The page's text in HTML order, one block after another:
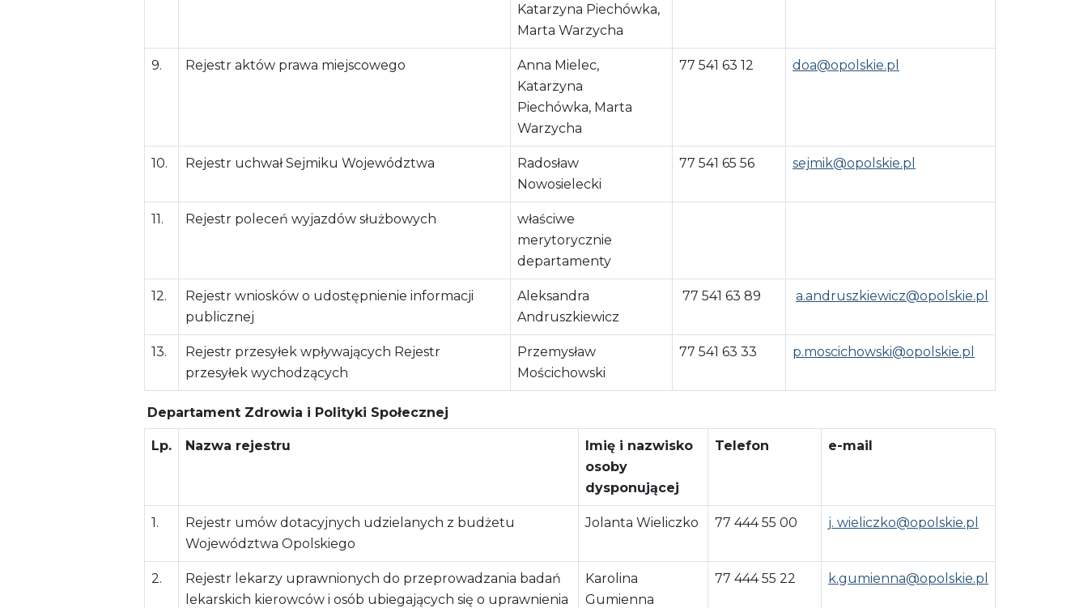
Katarzyna Piechówka,
Marta Warzycha
9. Rejestr aktów prawa miejscowego
Anna Mielec,
Katarzyna
Piechówka, Marta
Warzycha
77 541 63 12 doa@opolskie.pl
10. Rejestr uchwał Sejmiku Województwa
Radosław
Nowosielecki
77 541 65 56 sejmik@opolskie.pl
11. Rejestr poleceń wyjazdów służbowych
właściwe
merytorycznie
departamenty
12.
Rejestr wniosków o udostępnienie informacji
publicznej
Aleksandra
Andruszkiewicz
77 541 63 89 a.andruszkiewicz@opolskie.pl
13.
Rejestr przesyłek wpływających Rejestr
przesyłek wychodzących
Przemysław
Mościchowski
77 541 63 33 p.moscichowski@opolskie.pl
Departament Zdrowia i Polityki Społecznej
Lp. Nazwa rejestru
Imię i nazwisko
osoby
dysponującej
Telefon e-mail
1.
Rejestr umów dotacyjnych udzielanych z budżetu
Województwa Opolskiego
Jolanta Wieliczko 77 444 55 00 j. wieliczko@opolskie.pl
2.
Rejestr lekarzy uprawnionych do przeprowadzania badań
lekarskich kierowców i osób ubiegających się o uprawnienia
Karolina
Gumienna
77 444 55 22 k.gumienna@opolskie.pl